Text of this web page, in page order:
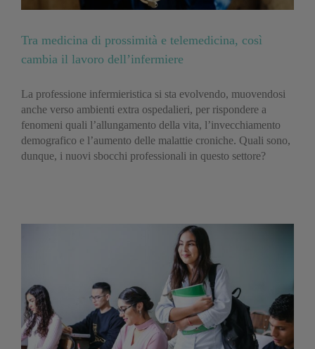
Tra medicina di prossimità e telemedicina, così
cambia il lavoro dell’infermiere
La professione infermieristica si sta evolvendo, muovendosi
anche verso ambienti extra ospedalieri, per rispondere a
fenomeni quali l’allungamento della vita, l’invecchiamento
demografico e l’aumento delle malattie croniche. Quali sono,
dunque, i nuovi sbocchi professionali in questo settore?